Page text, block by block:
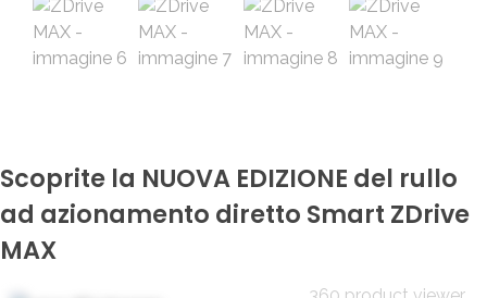
Scoprite la NUOVA EDIZIONE del rullo
ad azionamento diretto Smart ZDrive
MAX